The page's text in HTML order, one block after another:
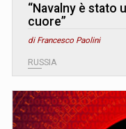
“Navalny è stato
cuore”
di Francesco Paolini
RUSSIA